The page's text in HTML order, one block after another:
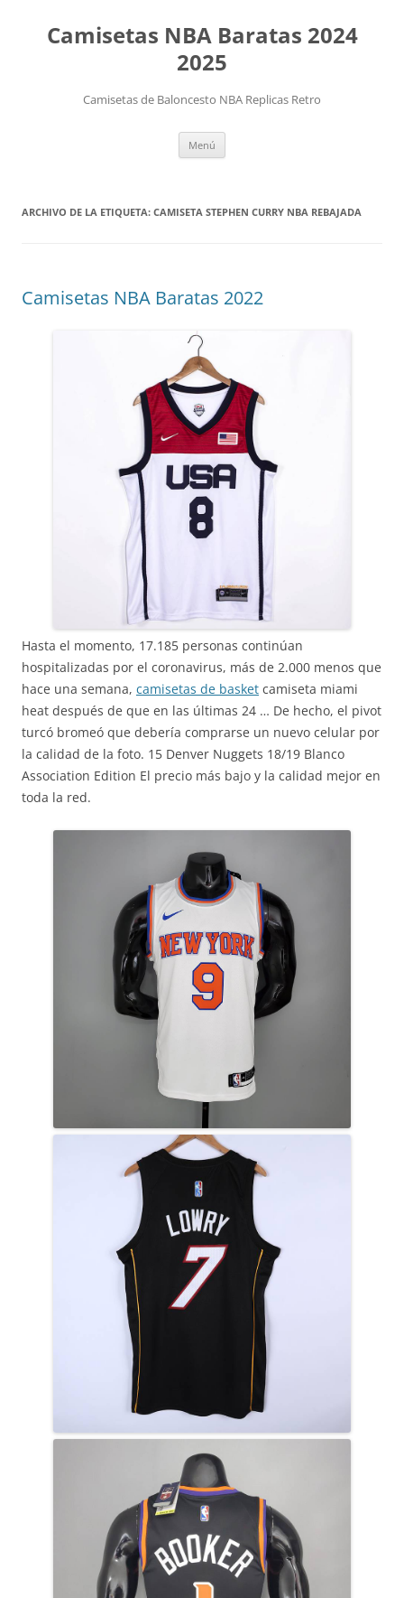
Camisetas NBA Baratas 2024
2025
Camisetas de Baloncesto NBA Replicas Retro
Menú
ARCHIVO DE LA ETIQUETA: CAMISETA STEPHEN CURRY NBA REBAJADA
Camisetas NBA Baratas 2022
Hasta el momento, 17.185 personas continúan
hospitalizadas por el coronavirus, más de 2.000 menos que
hace una semana, camisetas de basket camiseta miami
heat después de que en las últimas 24 … De hecho, el pivot
turcó bromeó que debería comprarse un nuevo celular por
la calidad de la foto. 15 Denver Nuggets 18/19 Blanco
Association Edition El precio más bajo y la calidad mejor en
toda la red.